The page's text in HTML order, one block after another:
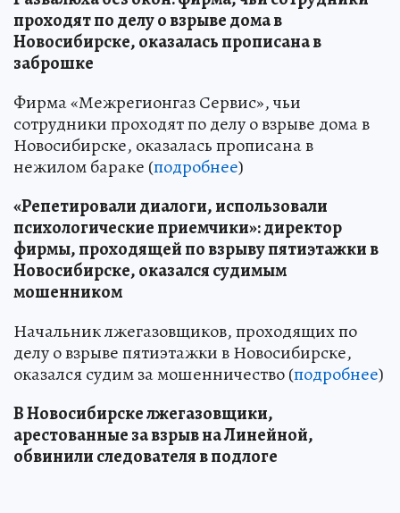
проходят по делу о взрыве дома в
Новосибирске, оказалась прописана в
заброшке
Фирма «Межрегионгаз Сервис», чьи
сотрудники проходят по делу о взрыве дома в
Новосибирске, оказалась прописана в
нежилом бараке (подробнее)
«Репетировали диалоги, использовали
психологические приемчики»: директор
фирмы, проходящей по взрыву пятиэтажки в
Новосибирске, оказался судимым
мошенником
Начальник лжегазовщиков, проходящих по
делу о взрыве пятиэтажки в Новосибирске,
оказался судим за мошенничество (подробнее)
В Новосибирске лжегазовщики,
арестованные за взрыв на Линейной,
обвинили следователя в подлоге